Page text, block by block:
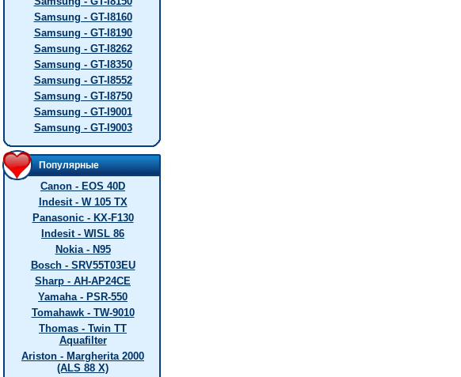
Samsung - GT-I8160
Samsung - GT-I8190
Samsung - GT-I8262
Samsung - GT-I8350
Samsung - GT-I8552
Samsung - GT-I8750
Samsung - GT-I9001
Samsung - GT-I9003
Популярные
Canon - EOS 40D
Indesit - W 105 TX
Panasonic - KX-F130
Indesit - WISL 86
Nokia - N95
Bosch - SRV55T03EU
Sharp - AH-AP24CE
Yamaha - PSR-550
Tomahawk - TW-9010
Thomas - Twin TT
Aquafilter
Ariston - Margherita 2000
(ALS 88 X)